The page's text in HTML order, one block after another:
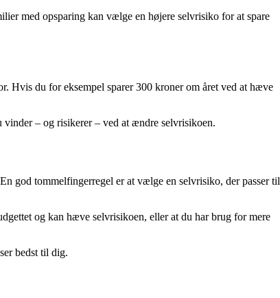
med opsparing kan vælge en højere selvrisiko for at spare
Hvis du for eksempel sparer 300 kroner om året ved at hæve
vinder – og risikerer – ved at ændre selvrisikoen.
god tommelfingerregel er at vælge en selvrisiko, der passer til
og kan hæve selvrisikoen, eller at du har brug for mere
bedst til dig.